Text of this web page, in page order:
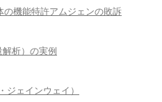
の機能特許アムジェンの敗訴
析）の実例
ジェインウェイ）